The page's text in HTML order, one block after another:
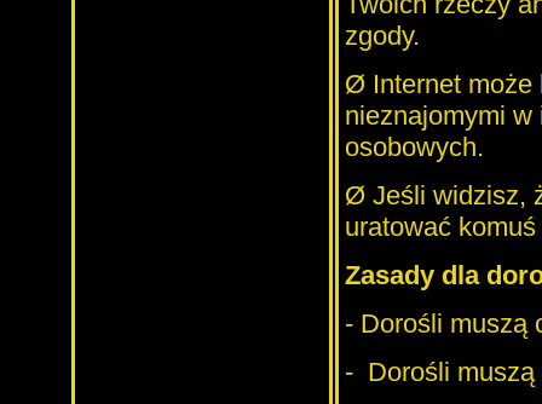
zgody.
Ø Internet
nieznajomymi
osobowych.
Ø Jeśli widzisz,
uratować
Zasady dla
- Dorośli muszą
- Dorośli muszą